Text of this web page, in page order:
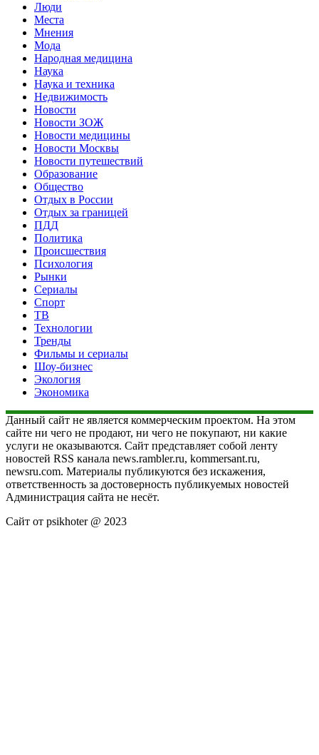
Люди
Места
Мнения
Мода
Народная медицина
Наука
Наука и техника
Недвижимость
Новости
Новости ЗОЖ
Новости медицины
Новости Москвы
Новости путешествий
Образование
Общество
Отдых в России
Отдых за границей
ПДД
Политика
Происшествия
Психология
Рынки
Сериалы
Спорт
ТВ
Технологии
Тренды
Фильмы и сериалы
Шоу-бизнес
Экология
Экономика
Данный сайт не является коммерческим проектом. На этом
сайте ни чего не продают, ни чего не покупают, ни какие
услуги не оказываются. Сайт представляет собой ленту
новостей RSS канала news.rambler.ru, kommersant.ru,
newsru.com. Материалы публикуются без искажения,
ответственность за достоверность публикуемых новостей
Администрация сайта не несёт.
Сайт от psikhoter @ 2023